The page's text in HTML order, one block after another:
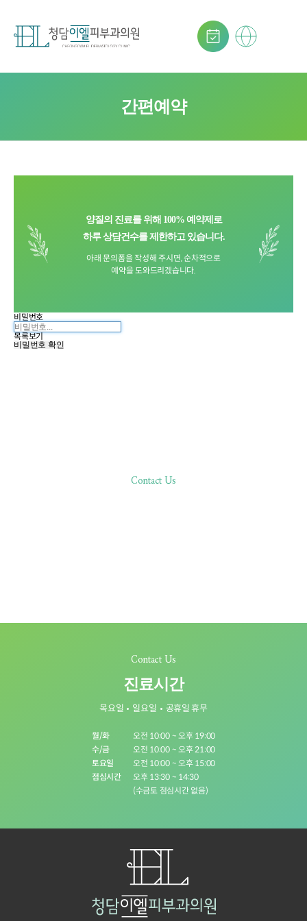
간편예약
양질의 진료를 위해 100% 예약제로
하루 상담건수를 제한하고 있습니다.
아래 문의폼을 작성해 주시면, 순차적으로
예약을 도와드리겠습니다.
비밀번호
목록보기
비밀번호 확인
Contact Us
Contact Us
진료시간
목요일 일요일 공휴일 휴무
월/화
오전 10:00 ~ 오후 19:00
수/금
오전 10:00 ~ 오후 21:00
토요일
오전 10:00 ~ 오후 15:00
점심시간
오후 13:30 ~ 14:30
(수금토 점심시간 없음)